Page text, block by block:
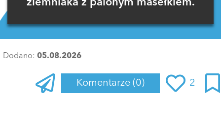
ziemniaka z palonym masełkiem.
Dodano: 05.08.2026
Komentarze (0) 2